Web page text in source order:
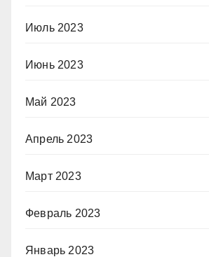
Июль 2023
Июнь 2023
Май 2023
Апрель 2023
Март 2023
Февраль 2023
Январь 2023